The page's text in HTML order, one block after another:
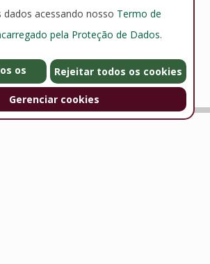
acessando nosso Termo de
pela Proteção de Dados.
os
Rejeitar todos os cookies
Gerenciar cookies